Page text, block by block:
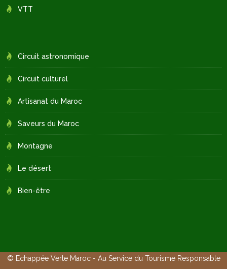
VTT
Circuit astronomique
Circuit culturel
Artisanat du Maroc
Saveurs du Maroc
Montagne
Le désert
Bien-être
© Echappée Verte Maroc - Au Service du Tourisme Responsable